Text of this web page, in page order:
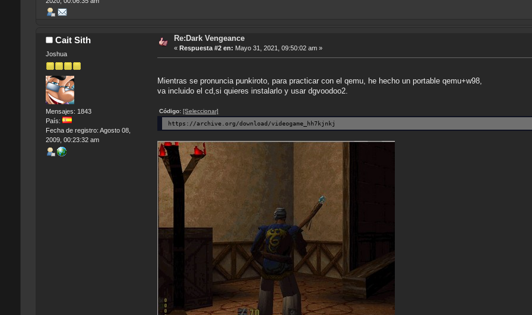
Cait Sith
Joshua
Mensajes: 1843
País:
Fecha de registro: Agosto 08,
2009, 00:23:32 am
Re:Dark Vengeance
« Respuesta #2 en: Mayo 31, 2021, 09:50:02 am »
Mientras se pronuncia punkiroto, para practicar con el qemu, he hecho un portable qemu+w98,
va incluido el cd,si quieres instalarlo y usar dgvoodoo2.
Código:[Seleccionar]
https://archive.org/download/videogame_hh7kjnkj